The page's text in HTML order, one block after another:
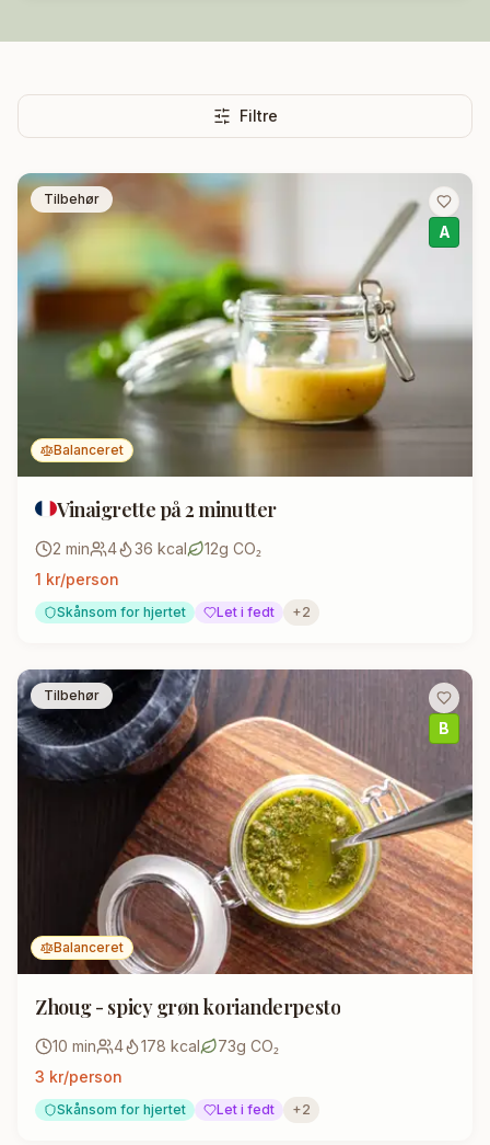
Filtre
Balanceret
Tilbehør
A
Vinaigrette på 2 minutter
2 min 4 36 kcal 12g CO₂
1 kr/person
Skånsom for hjertet Let i fedt +2
Balanceret
Tilbehør
B
Zhoug - spicy grøn korianderpesto
10 min 4 178 kcal 73g CO₂
3 kr/person
Skånsom for hjertet Let i fedt +2